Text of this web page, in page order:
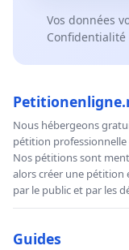
Vos données
Nous hébergeons
pétition
Nos pétitions sont
alors créer une pétition
par le public et par les
Guides